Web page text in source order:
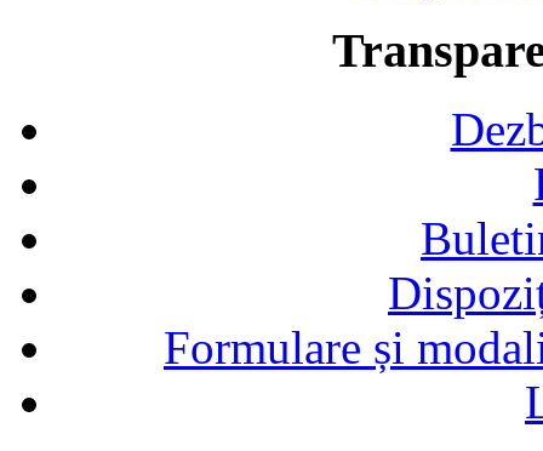
Formulare și